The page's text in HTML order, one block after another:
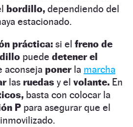
bordillo, dependiendo del
estacionado.
práctica: si el freno de
puede detener el
aconseja poner la marcha
las ruedas y el volante. En
basta con colocar la
P para asegurar que el